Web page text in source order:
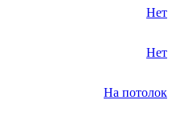
Нет
Нет
На потолок